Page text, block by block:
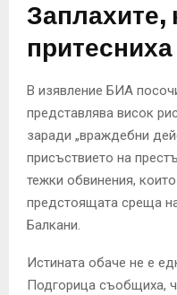
Заплахите,
В изявление БИА
представлява висок
заради „враждебни
присъствието на
тежки обвинения,
предстоящата среща
Балкани.
Истината обаче не е
Подгорица съобщиха,